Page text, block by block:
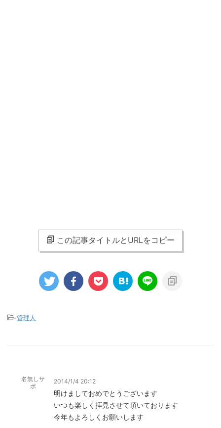
この記事タイトルとURLをコピー
-管理人
名無しサ
ポ
2014/1/4 20:12
明けましておめでとうございます
いつも楽しく拝見させて頂いております
今年もよろしくお願いします